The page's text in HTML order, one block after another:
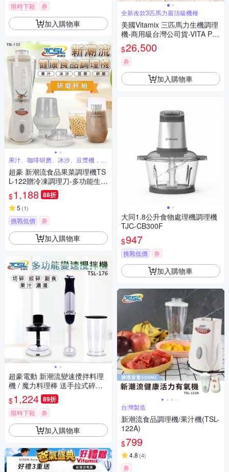
限時下殺
券
加入購物車
果汁、咖啡研磨、冰沙、豆漿機，多
功能機型
超豪 新潮流食品果菜調理機TS
L-122贈冷凍調理刀-多功能生機
飲食調理機
$1,188 88折
5 (1)
挑戰低價 券
加入購物車
超豪電動 新潮流變速攪拌料理
機 / 魔力料理棒 送手拉式碎菜
機 -不鏽鋼刀頭 果汁機 切菜器
攪拌棒 切碎切塊切丁絞碎 打醬
料肉泥水餃副食品調理機
$1,224 89折
限時下殺 券
加入購物車
全新改款3匹馬力最頂級機種
美國Vitamix 三匹馬力生機調理
機-商用級台灣公司貨-VITA PR
EP3-GL
$26,500
券
加入購物車
大同1.8公升食物處理機調理機
TJC-CB300F
$947
挑戰低價 券
加入購物車
台灣製造
新潮流食品調理機/果汁機(TSL-
122A)
$799
4.8 (4)
券